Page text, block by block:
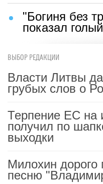
"Богиня без
показал
ВЫБОР РЕДАКЦИИ
Власти Литвы
грубых слов о
Терпение ЕС на
получил по
выходки
Милохин дорого
песню